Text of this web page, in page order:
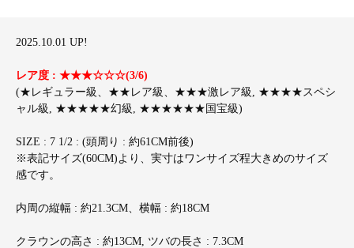
2025.10.01 UP!
レア度 : ★★★☆☆☆(3/6)
(★レギュラー級、★★レア級、★★★激レア級, ★★★★スペシ
ャル級, ★★★★★幻級, ★★★★★★国宝級)
SIZE : 7 1/2 : (頭周り : 約61CM前後)
※表記サイズ(60CM)より、実寸はワンサイズ程大きめのサイズ
感です。
内周の縦幅 : 約21.3CM、横幅 : 約18CM
クラウンの高さ : 約13CM, ツバの長さ : 7.3CM